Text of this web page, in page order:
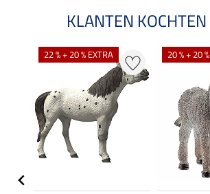
KLANTEN
22 % + 20 % EXTRA 20 % + 20